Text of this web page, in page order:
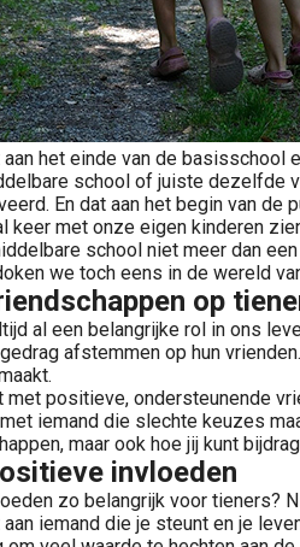
het einde van de
school of juiste dezelfde
En dat aan het begin van de
keer met onze eigen kinderen
school niet meer dan
we toch eens in de wereld
op
al een belangrijke rol in ons
afstemmen op hun
met positieve, ondersteunende
iemand die slechte keuzes
maar ook hoe jij kunt
invloeden
zo belangrijk voor tieners?
iemand die je steunt en je